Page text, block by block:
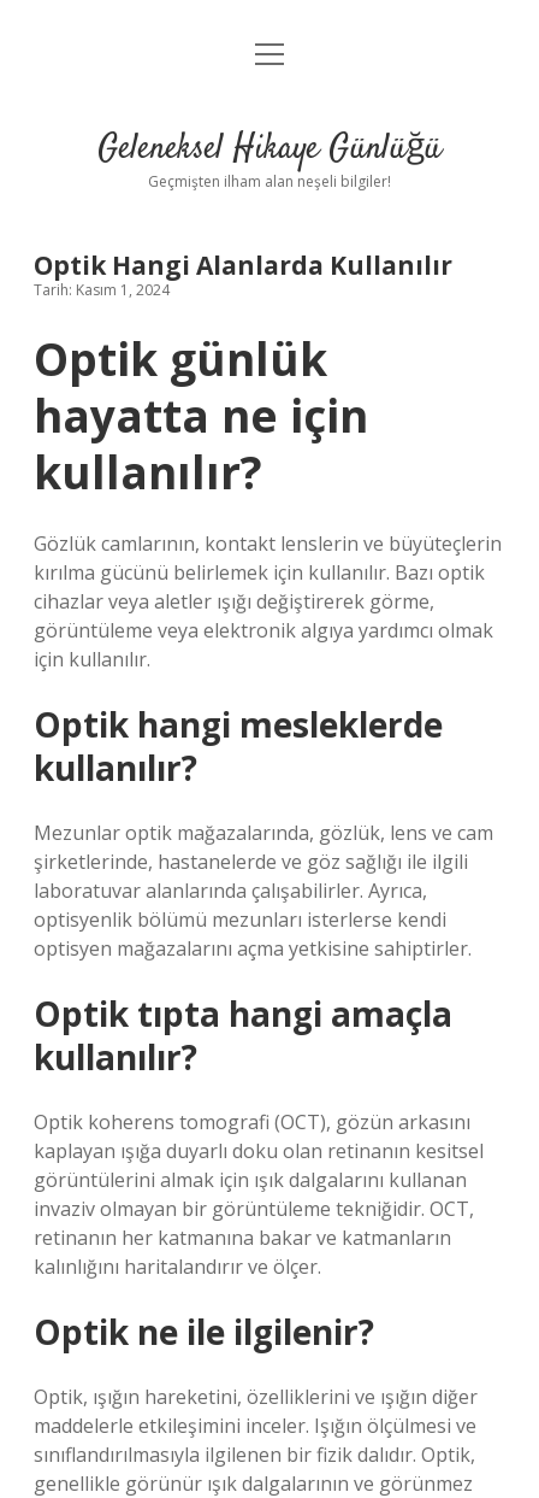
Anasayfa
Yasal Uyarı
menüyü
Geleneksel Hikaye Günlüğü
Geçmişten ilham alan neşeli bilgiler!
Optik Hangi Alanlarda Kullanılır
Tarih: Kasım 1, 2024
Optik günlük
hayatta ne için
kullanılır?
Gözlük camlarının, kontakt lenslerin ve büyüteçlerin
kırılma gücünü belirlemek için kullanılır. Bazı optik
cihazlar veya aletler ışığı değiştirerek görme,
görüntüleme veya elektronik algıya yardımcı olmak
için kullanılır.
Optik hangi mesleklerde
kullanılır?
Mezunlar optik mağazalarında, gözlük, lens ve cam
şirketlerinde, hastanelerde ve göz sağlığı ile ilgili
laboratuvar alanlarında çalışabilirler. Ayrıca,
optisyenlik bölümü mezunları isterlerse kendi
optisyen mağazalarını açma yetkisine sahiptirler.
Optik tıpta hangi amaçla
kullanılır?
Optik koherens tomografi (OCT), gözün arkasını
kaplayan ışığa duyarlı doku olan retinanın kesitsel
görüntülerini almak için ışık dalgalarını kullanan
invaziv olmayan bir görüntüleme tekniğidir. OCT,
retinanın her katmanına bakar ve katmanların
kalınlığını haritalandırır ve ölçer.
Optik ne ile ilgilenir?
Optik, ışığın hareketini, özelliklerini ve ışığın diğer
maddelerle etkileşimini inceler. Işığın ölçülmesi ve
sınıflandırılmasıyla ilgilenen bir fizik dalıdır. Optik,
genellikle görünür ışık dalgalarının ve görünmez